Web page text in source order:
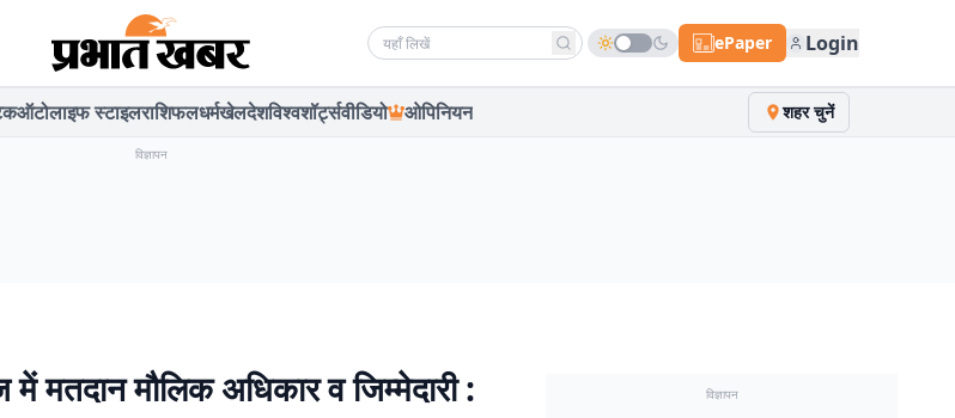
Search news ePaper Login
ऑटोलाइफ स्टाइलराशिफलधर्मखेलदेशविश्वशॉर्ट्सवीडियो ओपिनियन शहर चुनें
विज्ञापन
मतदान मौलिक अधिकार व जिम्मेदारी :
विज्ञापन